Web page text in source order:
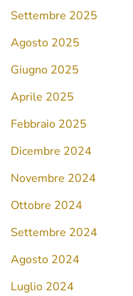
Settembre 2025
Agosto 2025
Giugno 2025
Aprile 2025
Febbraio 2025
Dicembre 2024
Novembre 2024
Ottobre 2024
Settembre 2024
Agosto 2024
Luglio 2024